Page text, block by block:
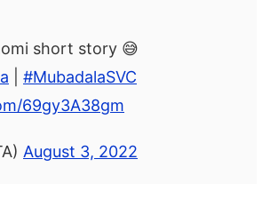
short story 😅
#MubadalaSVC
69gy3A38gm
August 3, 2022